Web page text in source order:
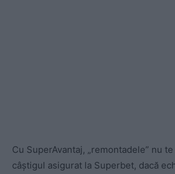
Cu SuperAvantaj, „remontadele” nu
câștigul asigurat la Superbet, dacă